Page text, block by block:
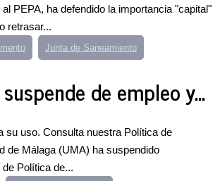
PEPA, ha defendido la importancia "capital"
retrasar...
Junta de Saneamiento
de empleo y...
su uso. Consulta nuestra Política de
de Málaga (UMA) ha suspendido
Política de...